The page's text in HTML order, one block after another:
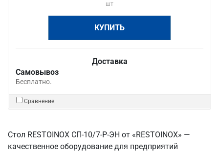
шт
КУПИТЬ
Доставка
Самовывоз
Бесплатно.
Сравнение
Стол RESTOINOX СП-10/7-Р-ЭН от «RESTOINOX» —
качественное оборудование для предприятий